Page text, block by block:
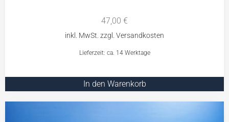
47,00 €
Lieferzeit: ca. 14 Werktage
In den Warenkorb